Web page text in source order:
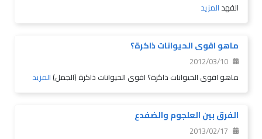
الفهد المزيد
ماهو اقوى الحيوانات ذاكرة؟
2012/03/10
ماهو اقوى الحيوانات ذاكرة؟ اقوى الحيوانات ذاكرة (الجمل) المزيد
الفرق بين العلجوم والضفدع
2013/02/17